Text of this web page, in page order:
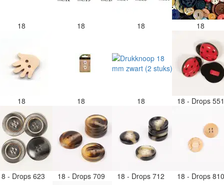
18 18 18 18
18 18 18 18 - Drops
- Drops 623 18 - Drops 709 18 - Drops 712 18 - Drops